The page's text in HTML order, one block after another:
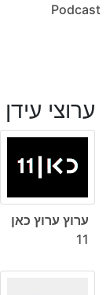
Podcast
ערוצי
ערוץ ערוץ כאן
11